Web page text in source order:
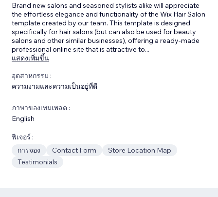
Brand new salons and seasoned stylists alike will appreciate
the effortless elegance and functionality of the Wix Hair Salon
template created by our team. This template is designed
specifically for hair salons (but can also be used for beauty
salons and other similar businesses), offering a ready-made
professional online site that is attractive to...
แสดงเพิ่มขึ้น
อุตสาหกรรม :
ความงามและความเป็นอยู่ที่ดี
ภาษาของเทมเพลต :
English
ฟีเจอร์ :
การจอง
Contact Form
Store Location Map
Testimonials